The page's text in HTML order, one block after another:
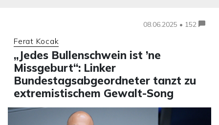
08.06.2025 • 152
Ferat Kocak
„Jedes Bullenschwein ist ’ne
Missgeburt“: Linker
Bundestagsabgeordneter tanzt zu
extremistischem Gewalt-Song